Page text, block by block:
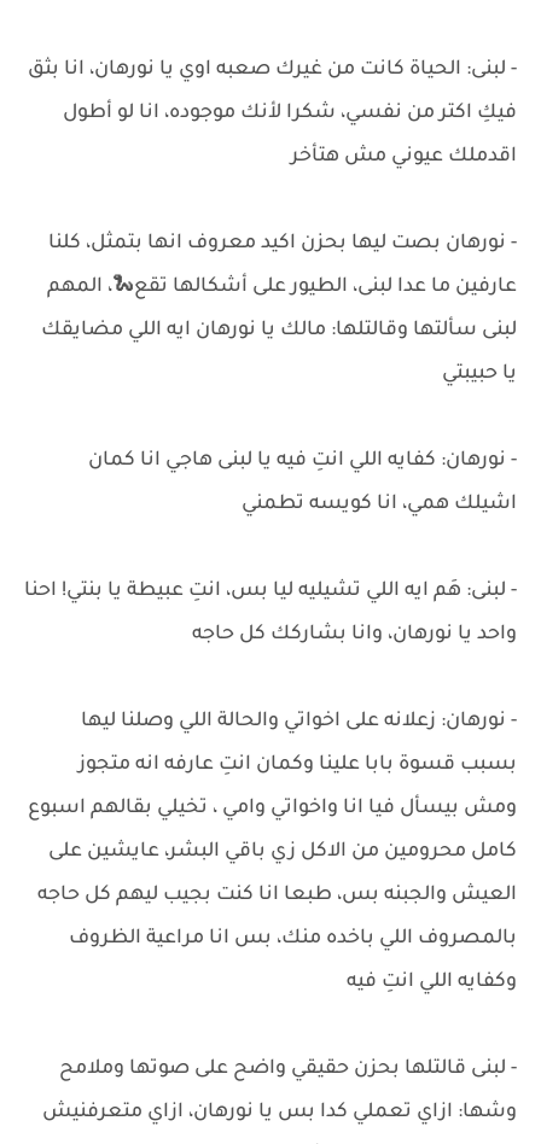
- لبنى: الحياة كانت من غيرك صعبه اوي يا نورهان، انا بثق
فيكِ اكتر من نفسي، شكرا لأنك موجوده، انا لو أطول
اقدملك عيوني مش هتأخر
- نورهان بصت ليها بحزن اكيد معروف انها بتمثل، كلنا
عارفين ما عدا لبنى، الطيور على أشكالها تقع🐍، المهم
لبنى سألتها وقالتلها: مالك يا نورهان ايه اللي مضايقك
يا حبيبتي
- نورهان: كفايه اللي انتِ فيه يا لبنى هاجي انا كمان
اشيلك همي، انا كويسه تطمني
- لبنى: هَم ايه اللي تشيليه ليا بس، انتِ عبيطة يا بنتي! احنا
واحد يا نورهان، وانا بشاركك كل حاجه
- نورهان: زعلانه على اخواتي والحالة اللي وصلنا ليها
بسبب قسوة بابا علينا وكمان انتِ عارفه انه متجوز
ومش بيسأل فيا انا واخواتي وامي ، تخيلي بقالهم اسبوع
كامل محرومين من الاكل زي باقي البشر، عايشين على
العيش والجبنه بس، طبعا انا كنت بجيب ليهم كل حاجه
بالمصروف اللي باخده منك، بس انا مراعية الظروف
وكفايه اللي انتِ فيه
- لبنى قالتلها بحزن حقيقي واضح على صوتها وملامح
وشها: ازاي تعملي كدا بس يا نورهان، ازاي متعرفنيش